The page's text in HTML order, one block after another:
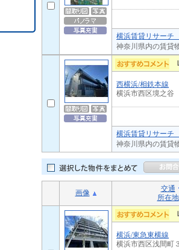
横浜賃貸リサーチ
神奈川県内の賃貸
西横浜/相鉄本線
横浜市西区境之谷
横浜賃貸リサーチ
神奈川県内の賃貸
画像
交通
所在地
横浜/東急東横線
横浜市西区浅間町